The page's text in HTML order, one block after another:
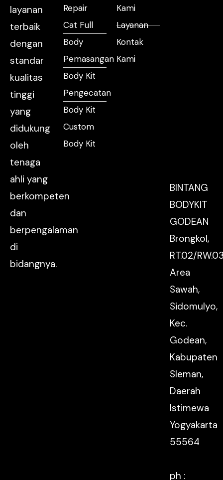
layanan
terbaik
dengan
standar
kualitas
tinggi
yang
didukung
oleh
tenaga
ahli yang
berkompeten
dan
berpengalaman
di
bidangnya.
Repair
Cat Full
Body
Pemasangan
Body Kit
Pengecatan
Body Kit
Custom
Body Kit
Kami
Layanan
Kontak
Kami
BINTANG
BODYKIT
GODEAN
Brongkol,
RT.02/
Area
Sawah,
Sidomulyo,
Kec.
Godean,
Kabupaten
Sleman,
Daerah
Istimewa
Yogyakarta
55564
ph :